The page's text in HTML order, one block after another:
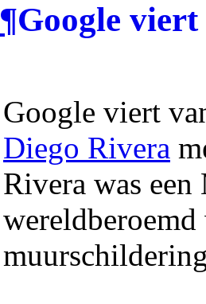
¶Google
Google viert
Diego Rivera
Rivera was een